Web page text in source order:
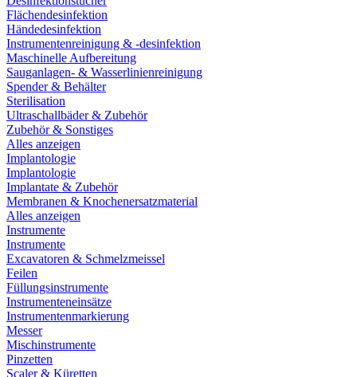
Flächendesinfektion
Händedesinfektion
Instrumentenreinigung & -desinfektion
Maschinelle Aufbereitung
Sauganlagen- & Wasserlinienreinigung
Spender & Behälter
Sterilisation
Ultraschallbäder & Zubehör
Zubehör & Sonstiges
Alles anzeigen
Implantologie
Implantologie
Implantate & Zubehör
Membranen & Knochenersatzmaterial
Alles anzeigen
Instrumente
Instrumente
Excavatoren & Schmelzmeissel
Feilen
Füllungsinstrumente
Instrumenteneinsätze
Instrumentenmarkierung
Messer
Mischinstrumente
Pinzetten
Scaler & Küretten